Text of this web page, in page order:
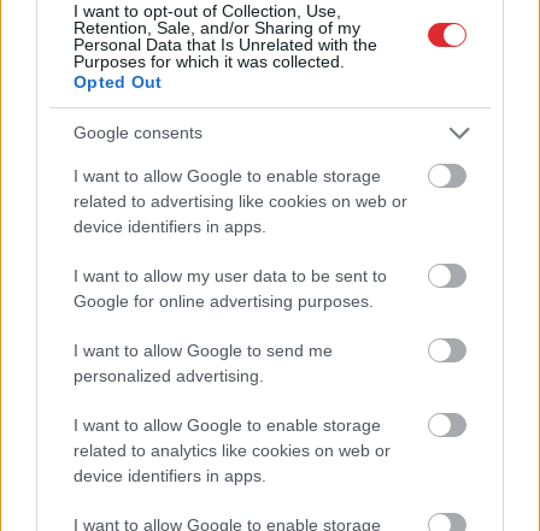
I want to opt-out of Collection, Use,
Retention, Sale, and/or Sharing of my
Personal Data that Is Unrelated with the
Purposes for which it was collected.
Opted Out
Google consents
I want to allow Google to enable storage
related to advertising like cookies on web or
device identifiers in apps.
I want to allow my user data to be sent to
Google for online advertising purposes.
I want to allow Google to send me
personalized advertising.
I want to allow Google to enable storage
related to analytics like cookies on web or
device identifiers in apps.
I want to allow Google to enable storage
noskurināties!” Pircējs
veikalā uzvelkas par
citu pircēju uzvedību
par Ukrainas plāniem –
kas viņus satrauc?
Atcelt Ziņot